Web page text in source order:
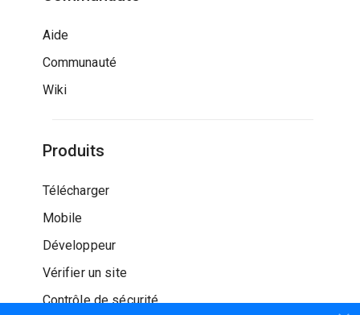
Aide
Communauté
Wiki
Produits
Télécharger
Mobile
Développeur
Vérifier un site
Contrôle de sécurité